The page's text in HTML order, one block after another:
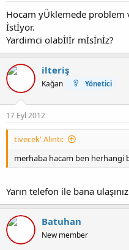
Hocam yÜklemede problem
İstİyor.
Yardimci olabİlİr mİsİnİz?
ilteriş
Kağan Yönetici
17 Eyl 2012
tivecek' Alıntı:
merhaba hacam ben herhangi
Yarın telefon ile bana
Batuhan
New member